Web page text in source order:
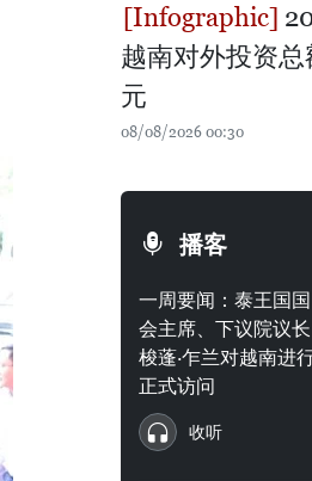
越南对外投资
元
08/08/2026 00:30
播客
一周要闻：泰王国国
会主席、下议院议长
梭蓬·乍兰对越南进
正式访问
收听